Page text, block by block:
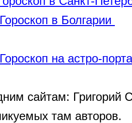
в Болгарии
на астро-
сайтам: Григорий
там авторов.